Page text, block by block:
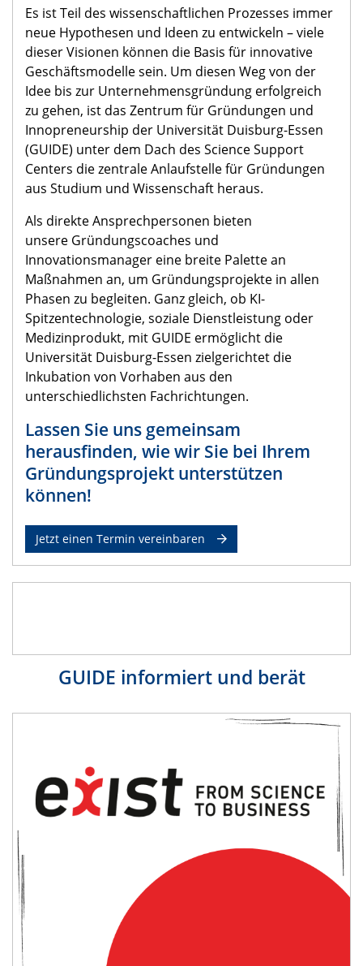
Es ist Teil des wissenschaftlichen Prozesses immer
neue Hypothesen und Ideen zu entwickeln – viele
dieser Visionen können die Basis für innovative
Geschäftsmodelle sein. Um diesen Weg von der
Idee bis zur Unternehmensgründung erfolgreich
zu gehen, ist das Zentrum für Gründungen und
Innopreneurship der Universität Duisburg-Essen
(GUIDE) unter dem Dach des Science Support
Centers die zentrale Anlaufstelle für Gründungen
aus Studium und Wissenschaft heraus.
Als direkte Ansprechpersonen bieten
unsere Gründungscoaches und
Innovationsmanager eine breite Palette an
Maßnahmen an, um Gründungsprojekte in allen
Phasen zu begleiten. Ganz gleich, ob KI-
Spitzentechnologie, soziale Dienstleistung oder
Medizinprodukt, mit GUIDE ermöglicht die
Universität Duisburg-Essen zielgerichtet die
Inkubation von Vorhaben aus den
unterschiedlichsten Fachrichtungen.
Lassen Sie uns gemeinsam
herausfinden, wie wir Sie bei Ihrem
Gründungsprojekt unterstützen
können!
Jetzt einen Termin vereinbaren
GUIDE informiert und berät